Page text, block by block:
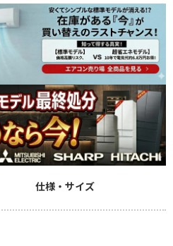
仕様・サイズ